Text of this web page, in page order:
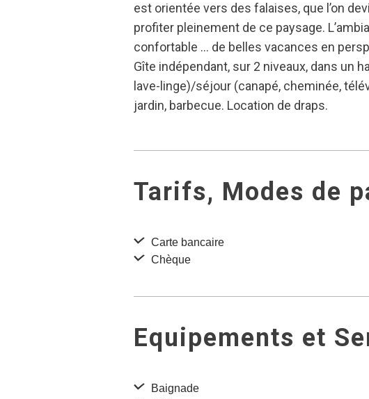
est orientée vers des falaises, que l’on
profiter pleinement de ce paysage.
confortable … de belles vacances en
Gîte indépendant, sur 2 niveaux, dans un
lave-linge)/séjour (canapé, cheminée,
jardin, barbecue. Location de draps.
Tarifs, Modes de
Carte bancaire
Chèque
Equipements et
Baignade